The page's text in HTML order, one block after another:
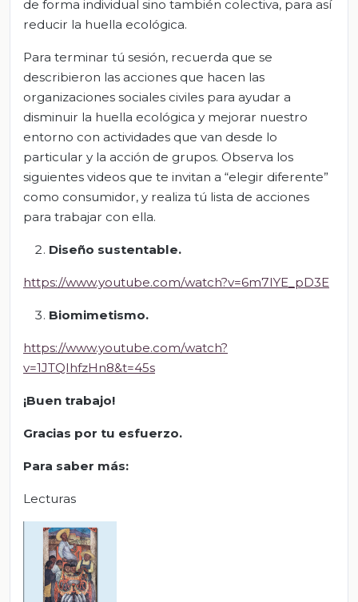
de forma individual sino también colectiva, para así
reducir la huella ecológica.
Para terminar tú sesión, recuerda que se
describieron las acciones que hacen las
organizaciones sociales civiles para ayudar a
disminuir la huella ecológica y mejorar nuestro
entorno con actividades que van desde lo
particular y la acción de grupos. Observa los
siguientes videos que te invitan a “elegir diferente”
como consumidor, y realiza tú lista de acciones
para trabajar con ella.
Diseño sustentable.
https://www.youtube.com/watch?v=6m7IYE_pD3E
Biomimetismo.
https://www.youtube.com/watch?
v=1JTQIhfzHn8&t=45s
¡Buen trabajo!
Gracias por tu esfuerzo.
Para saber más:
Lecturas